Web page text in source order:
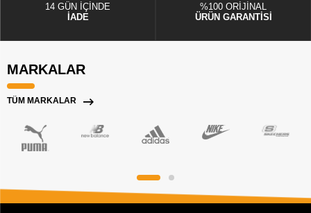
14 GÜN İÇİNDE
İADE
%100 ORİJİNAL
ÜRÜN GARANTİSİ
MARKALAR
TÜM MARKALAR